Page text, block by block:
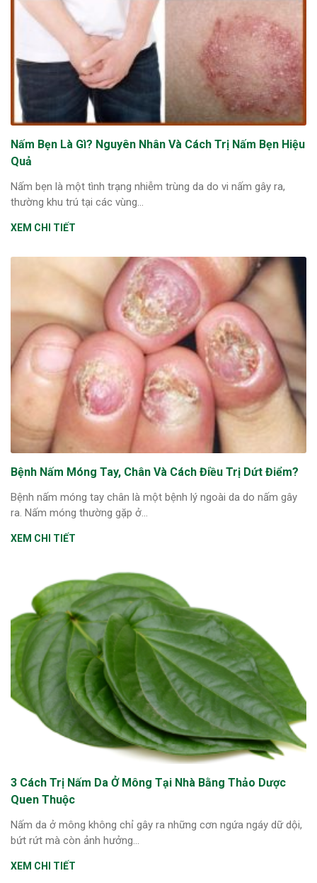
Nấm Bẹn Là Gì? Nguyên Nhân Và Cách Trị Nấm Bẹn Hiệu
Quả
Nấm bẹn là một tình trạng nhiễm trùng da do vi nấm gây ra,
thường khu trú tại các vùng...
XEM CHI TIẾT
Bệnh Nấm Móng Tay, Chân Và Cách Điều Trị Dứt Điểm?
Bệnh nấm móng tay chân là một bệnh lý ngoài da do nấm gây
ra. Nấm móng thường gặp ở...
XEM CHI TIẾT
3 Cách Trị Nấm Da Ở Mông Tại Nhà Bằng Thảo Dược
Quen Thuộc
Nấm da ở mông không chỉ gây ra những cơn ngứa ngáy dữ dội,
bứt rứt mà còn ảnh hưởng...
XEM CHI TIẾT